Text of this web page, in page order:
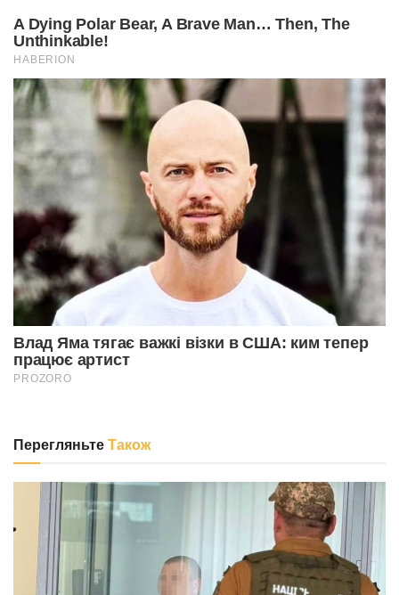
ПерегляньтеТакож